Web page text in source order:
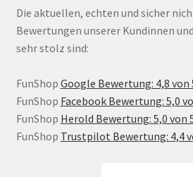
Die aktuellen, echten und sicher
Bewertungen unserer Kundinnen
sehr stolz sind:
FunShop Google Bewertung: 4,8 von
FunShop Facebook Bewertung: 5,0
FunShop Herold Bewertung: 5,0 von
FunShop Trustpilot Bewertung: 4,4